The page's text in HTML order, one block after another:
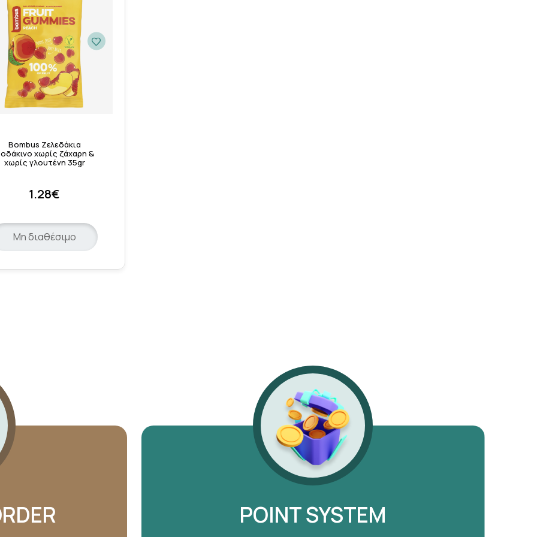
Bombus Ζελεδάκια
χωρίς ζάχαρη &
χωρίς γλουτένη 35gr
1.28€
Μη διαθέσιμο
POINT SYSTEM